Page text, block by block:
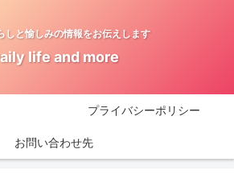
しと愉しみの情報をお伝えします
life and more
プライバシーポリシー
お問い合わせ先